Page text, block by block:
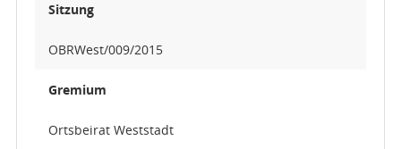
Sitzung
OBRWest/009/2015
Gremium
Ortsbeirat Weststadt